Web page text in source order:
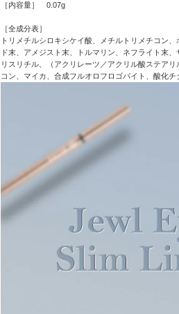
［内容量］ 0.07g
［全成分表］
トリメチルシロキシケイ酸、メチルトリメチコン
ド末、アメジスト末、トルマリン、ネフライト末
リスリチル、（アクリレーツ／アクリル酸ステア
コン、マイカ、合成フルオロフロゴパイト、酸化